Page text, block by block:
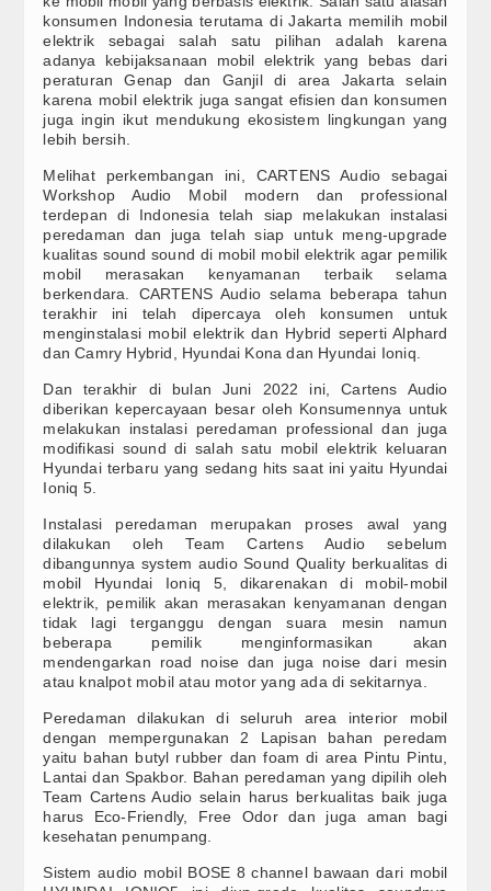
Subwoofer
Speaker
Processor
Amplifier
Accessories
Head Unit
PRODUCT
Site Link
STEREO NETWORK
Video
Home Audio & Visual
Shop
Arsitektur Kendaraan Listrik BYD dalam
Kehadiran Robot Humanoid AiMOGA di Booth
JAECOO J5 EV Jadi “Kanvas” Modifikasi,
JAECOO Kenalkan Program Co-Creation J5 EV di
Satu Tahun di Indonesia, JAECOO Mantapkan
Bebas Range Anxiety, JAECOO J5 EV Jadi Solusi
konsumen Indonesia terutama di Jakarta memilih mobil
elektrik sebagai salah satu pilihan adalah karena
adanya kebijaksanaan mobil elektrik yang bebas dari
peraturan Genap dan Ganjil di area Jakarta selain
karena mobil elektrik juga sangat efisien dan konsumen
juga ingin ikut mendukung ekosistem lingkungan yang
lebih bersih.
Melihat perkembangan ini, CARTENS Audio sebagai
Workshop Audio Mobil modern dan professional
terdepan di Indonesia telah siap melakukan instalasi
peredaman dan juga telah siap untuk meng-upgrade
kualitas sound sound di mobil mobil elektrik agar pemilik
mobil merasakan kenyamanan terbaik selama
berkendara. CARTENS Audio selama beberapa tahun
terakhir ini telah dipercaya oleh konsumen untuk
menginstalasi mobil elektrik dan Hybrid seperti Alphard
dan Camry Hybrid, Hyundai Kona dan Hyundai Ioniq.
Dan terakhir di bulan Juni 2022 ini, Cartens Audio
diberikan kepercayaan besar oleh Konsumennya untuk
melakukan instalasi peredaman professional dan juga
modifikasi sound di salah satu mobil elektrik keluaran
Hyundai terbaru yang sedang hits saat ini yaitu Hyundai
Ioniq 5.
Instalasi peredaman merupakan proses awal yang
dilakukan oleh Team Cartens Audio sebelum
dibangunnya system audio Sound Quality berkualitas di
mobil Hyundai Ioniq 5, dikarenakan di mobil-mobil
elektrik, pemilik akan merasakan kenyamanan dengan
tidak lagi terganggu dengan suara mesin namun
beberapa pemilik menginformasikan akan
mendengarkan road noise dan juga noise dari mesin
atau knalpot mobil atau motor yang ada di sekitarnya.
Peredaman dilakukan di seluruh area interior mobil
dengan mempergunakan 2 Lapisan bahan peredam
yaitu bahan butyl rubber dan foam di area Pintu Pintu,
Lantai dan Spakbor. Bahan peredaman yang dipilih oleh
Team Cartens Audio selain harus berkualitas baik juga
harus Eco-Friendly, Free Odor dan juga aman bagi
kesehatan penumpang.
Sistem audio mobil BOSE 8 channel bawaan dari mobil